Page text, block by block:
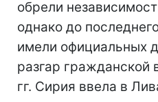
обрели
однако до
имели официальных
разгар гражданской
гг. Сирия ввела в